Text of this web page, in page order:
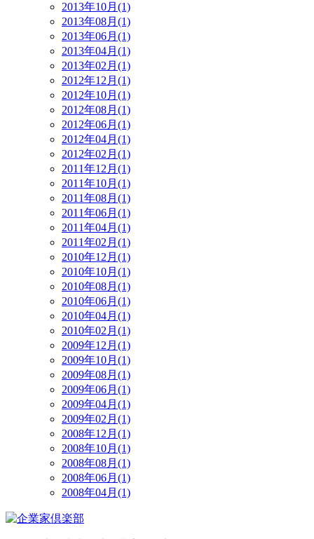
2013年10月(1)
2013年08月(1)
2013年06月(1)
2013年04月(1)
2013年02月(1)
2012年12月(1)
2012年10月(1)
2012年08月(1)
2012年06月(1)
2012年04月(1)
2012年02月(1)
2011年12月(1)
2011年10月(1)
2011年08月(1)
2011年06月(1)
2011年04月(1)
2011年02月(1)
2010年12月(1)
2010年10月(1)
2010年08月(1)
2010年06月(1)
2010年04月(1)
2010年02月(1)
2009年12月(1)
2009年10月(1)
2009年08月(1)
2009年06月(1)
2009年04月(1)
2009年02月(1)
2008年12月(1)
2008年10月(1)
2008年08月(1)
2008年06月(1)
2008年04月(1)